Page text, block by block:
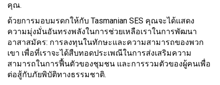
คุณ.
ด้วยการมอบมรดกให้กับ Tasmanian SES คุณจะได้แสดง
ความมุ่งมั่นอันทรงพลังในการช่วยเหลือเราในการพัฒนา
อาสาสมัคร: การลงทุนในทักษะและความสามารถของพวก
เขา เพื่อที่เราจะได้สืบทอดประเพณีในการส่งเสริมความ
สามารถในการฟื้นตัวของชุมชน และการรวมตัวของผู้คนเพื่อ
ต่อสู้กับภัยพิบัติทางธรรมชาติ.